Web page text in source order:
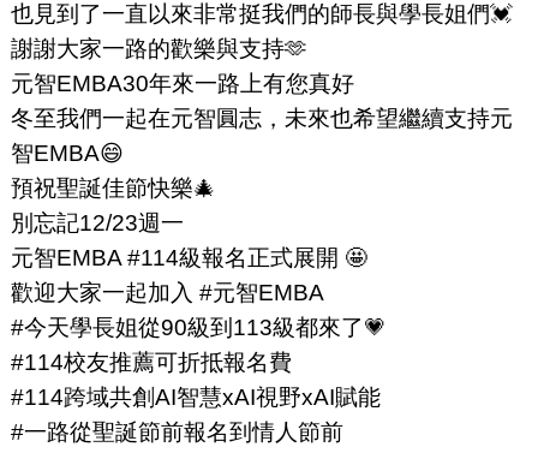
也見到了一直以來非常挺我們的師長與學長姐們💓
謝謝大家一路的歡樂與支持🫶
元智EMBA30年來一路上有您真好
冬至我們一起在元智圓志，未來也希望繼續支持元
智EMBA😄
預祝聖誕佳節快樂🎄
別忘記12/23週一
元智EMBA #114級報名正式展開 🤩
歡迎大家一起加入 #元智EMBA
#今天學長姐從90級到113級都來了💗
#114校友推薦可折抵報名費
#114跨域共創AI智慧xAI視野xAI賦能
#一路從聖誕節前報名到情人節前